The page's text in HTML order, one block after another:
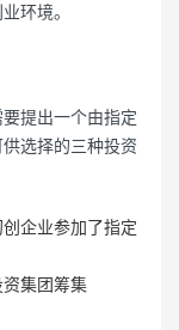
环境。
提出一个由指定
选择的三种投资
企业参加了指定
集团筹集